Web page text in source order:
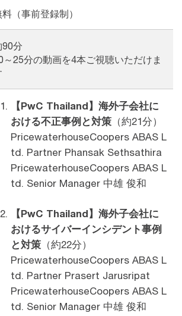
（事前登録制）
90分
～25分の動画を4本ご視聴いただけま
【PwC Thailand】海外子会社に
おける不正事例と対策 （約21分）
PricewaterhouseCoopers ABAS L
td. Partner Phansak Sethsathira
PricewaterhouseCoopers ABAS L
td. Senior Manager 中雄 俊和
【PwC Thailand】海外子会社に
おけるサイバーインシデント事例
と対策 （約22分）
PricewaterhouseCoopers ABAS L
td. Partner Prasert Jarusripat
PricewaterhouseCoopers ABAS L
td. Senior Manager 中雄 俊和